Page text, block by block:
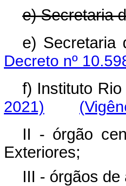
e) Secretaria
e)
Decreto nº
f) Instituto
2021)
II - órgão
Exteriores;
III - órgãos